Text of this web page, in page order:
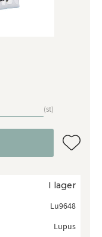
st
Lägg
I lager
Lu9648
Lupus